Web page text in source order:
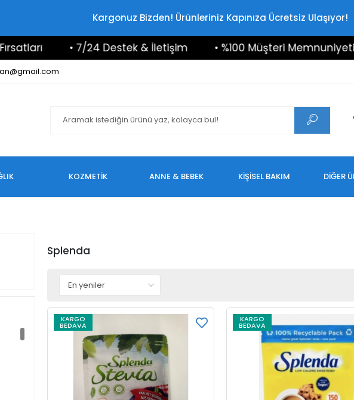
Kargonuz Bizden! Ürünleriniz Kapınıza Ücretsiz Ulaşıyor!
• 7/24 Destek & İletişim • %100 Müşteri Memnuniyeti
KOZMETİK ANNE & BEBEK KİŞİSEL BAKIM DİĞER
Splenda
KARGO
BEDAVA
KARGO
BEDAVA